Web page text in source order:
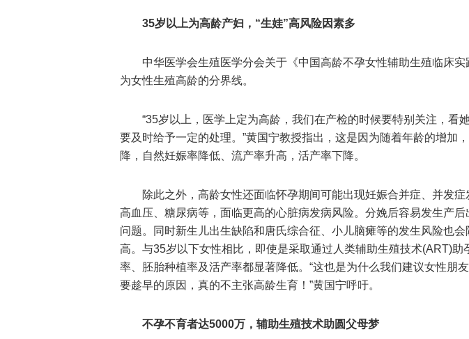
35岁以上为高龄产妇，“生娃”高风险因素多
中华医学会生殖医学分会关于《中国高龄不孕女性辅助生殖临床
为女性生殖高龄的分界线。
“35岁以上，医学上定为高龄，我们在产检的时候要特别关注，看
要及时给予一定的处理。”黄国宁教授指出，这是因为随着年龄的增加
降，自然妊娠率降低、流产率升高，活产率下降。
除此之外，高龄女性还面临怀孕期间可能出现妊娠合并症、并发
高血压、糖尿病等，面临更高的心脏病发病风险。分娩后容易发生产
问题。同时新生儿出生缺陷和唐氏综合征、小儿脑瘫等的发生风险也
高。与35岁以下女性相比，即使是采取通过人类辅助生殖技术(ART)助
率、胚胎种植率及活产率都显著降低。“这也是为什么我们建议女性朋
要趁早的原因，真的不主张高龄生育！”黄国宁呼吁。
不孕不育者达5000万，辅助生殖技术助圆父母梦